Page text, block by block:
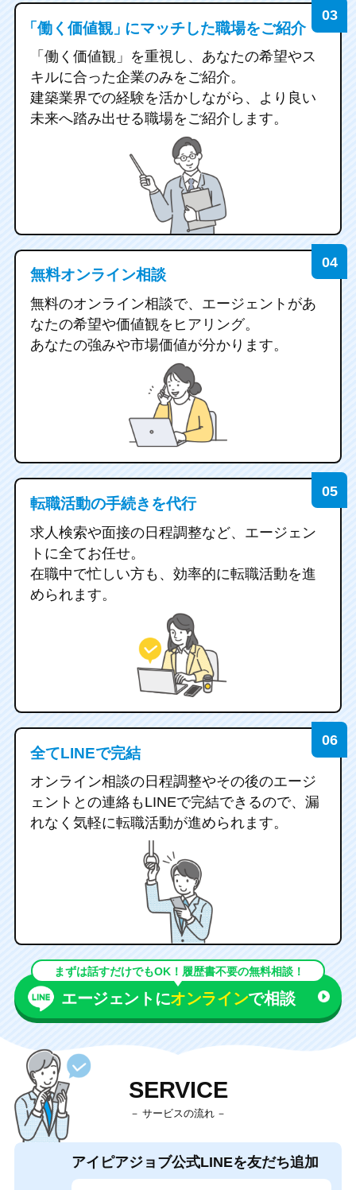
「働く価値観」にマッチした職場をご紹介
「働く価値観」を重視し、あなたの希望やス
キルに合った企業のみをご紹介。
建築業界での経験を活かしながら、
より良い
未来へ踏み出せる職場をご紹介します。
無料オンライン相談
無料のオンライン相談で、エージェントがあ
なたの希望や価値観をヒアリング。
あなたの強みや市場価値が分かります。
転職活動の手続きを代行
求人検索や面接の日程調整など、エージェン
トに全てお任せ。
在職中で忙しい方も、効率的に転職活動を進
められます。
全てLINEで完結
オンライン相談の日程調整やその後のエージ
ェントとの連絡もLINEで完結できるので、 漏
れなく気軽に転職活動が進められます。
まずは話すだけでもOK！履歴書不要の無料相談！
エージェントにオンラインで相談
SERVICE
サービスの流れ
アイピアジョブ公式LINEを友だち追加